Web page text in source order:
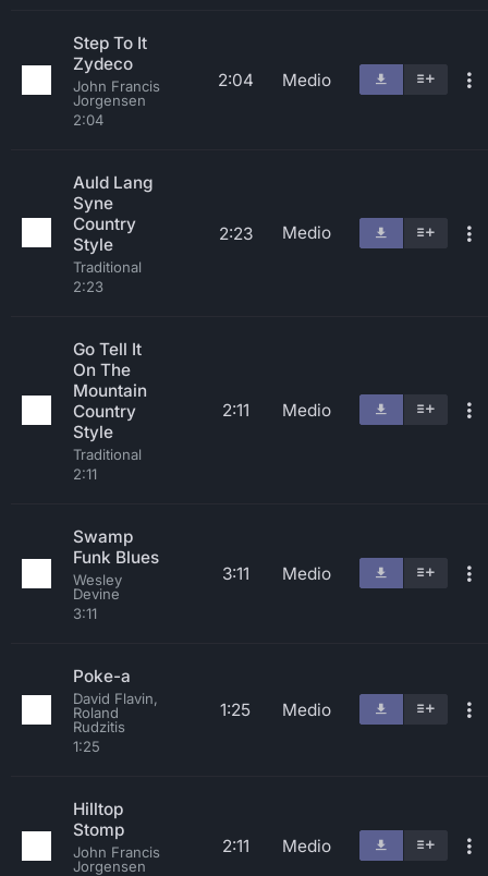
Step To It
Zydeco
John Francis
Jorgensen
2:04
2:04 Medio
Auld Lang
Syne
Country
Style
Traditional
2:23
2:23 Medio
Go Tell It
On The
Mountain
Country
Style
Traditional
2:11
2:11 Medio
Swamp
Funk Blues
Wesley
Devine
3:11
3:11 Medio
Poke-a
David Flavin,
Roland
Rudzitis
1:25
1:25 Medio
Hilltop
Stomp
John Francis
Jorgensen
2:11 Medio